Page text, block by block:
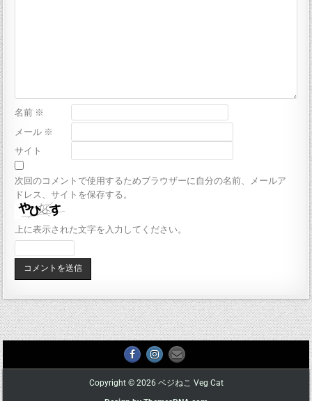
名前 ※
メール ※
サイト
次回のコメントで使用するためブラウザーに自分の名前、メールア
ドレス、サイトを保存する。
上に表示された文字を入力してください。
Copyright © 2026 ベジねこ Veg Cat